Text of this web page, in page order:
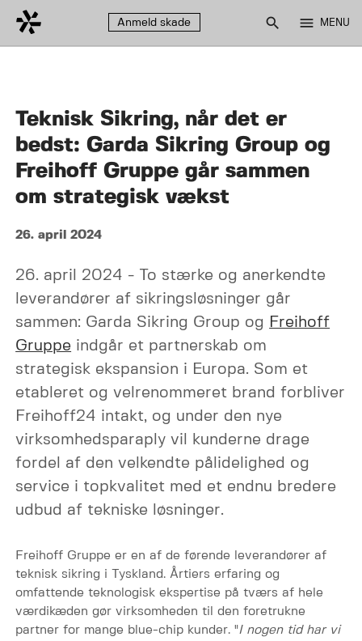
Anmeld skade search menu MENU
Teknisk Sikring, når det er
bedst: Garda Sikring Group og
Freihoff Gruppe går sammen
om strategisk vækst
26. april 2024
26. april 2024 - To stærke og anerkendte
leverandører af sikringsløsninger går
sammen: Garda Sikring Group og Freihoff
Gruppe indgår et partnerskab om
strategisk ekspansion i Europa. Som et
etableret og velrenommeret brand forbliver
Freihoff24 intakt, og under den nye
virksomhedsparaply vil kunderne drage
fordel af den velkendte pålidelighed og
service i topkvalitet med et endnu bredere
udbud af tekniske løsninger.
Freihoff Gruppe er en af de førende leverandører af
teknisk sikring i Tyskland. Årtiers erfaring og
omfattende teknologisk ekspertise på tværs af hele
værdikæden gør virksomheden til den foretrukne
partner for mange blue-chip kunder. "I nogen tid har vi